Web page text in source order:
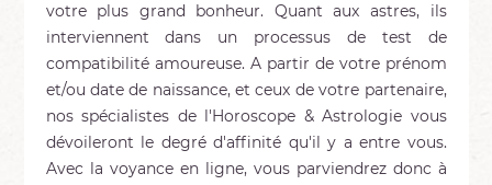
votre plus grand bonheur. Quant aux astres, ils
interviennent dans un processus de test de
compatibilité amoureuse. A partir de votre prénom
et/ou date de naissance, et ceux de votre partenaire,
nos spécialistes de l'Horoscope & Astrologie vous
dévoileront le degré d'affinité qu'il y a entre vous.
Avec la voyance en ligne, vous parviendrez donc à